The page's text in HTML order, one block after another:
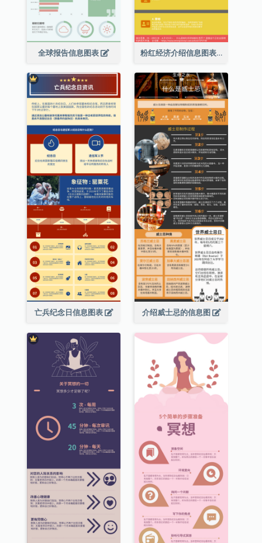
全球报告信息图表 粉红经济介绍信息图表
亡兵纪念日信息图表 介绍威士忌的信息图